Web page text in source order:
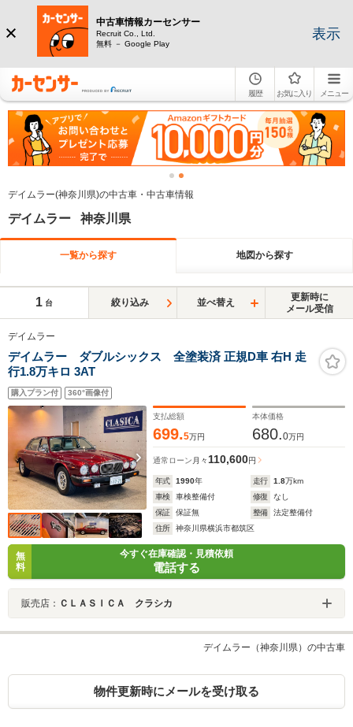
中古車情報カーセンサー
Recruit Co., Ltd.
無料 － Google Play
表示
履歴 お気に入り メニュー
デイムラー(神奈川県)の中古車・中古車情報
デイムラー 神奈川県
一覧から探す 地図から探す
1 台 絞り込み 並べ替え
更新時に
メール受信
デイムラー
デイムラー ダブルシックス 全塗装済 正規D車 右H 走
行1.8万キロ 3AT
購入プラン付 360°画像付
支払総額
699.5万円
本体価格
680.0万円
通常ローン 月々110,600円
年式 1990年 走行 1.8万km
車検
車検整備付 修復
なし
保証
保証無 整備
法定整備付
住所
神奈川県横浜市都筑区
無
料
今すぐ在庫確認・見積依頼
電話する
販売店： ＣＬＡＳＩＣＡ クラシカ
デイムラー（神奈川県）の中古車
物件更新時にメールを受け取る